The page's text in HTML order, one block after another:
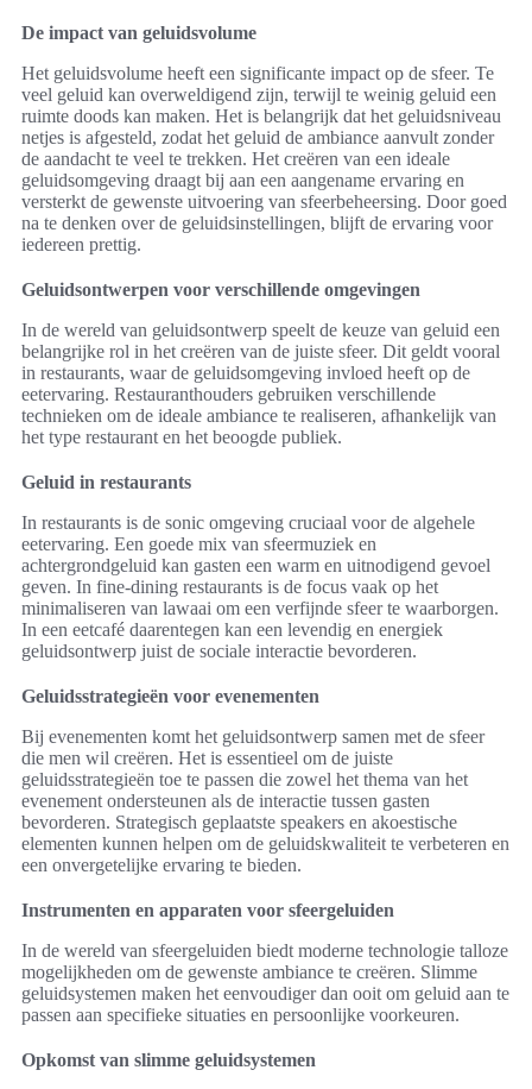
De impact van geluidsvolume
Het geluidsvolume heeft een significante impact op de sfeer. Te
veel geluid kan overweldigend zijn, terwijl te weinig geluid een
ruimte doods kan maken. Het is belangrijk dat het geluidsniveau
netjes is afgesteld, zodat het geluid de ambiance aanvult zonder
de aandacht te veel te trekken. Het creëren van een ideale
geluidsomgeving draagt bij aan een aangename ervaring en
versterkt de gewenste uitvoering van sfeerbeheersing. Door goed
na te denken over de geluidsinstellingen, blijft de ervaring voor
iedereen prettig.
Geluidsontwerpen voor verschillende omgevingen
In de wereld van geluidsontwerp speelt de keuze van geluid een
belangrijke rol in het creëren van de juiste sfeer. Dit geldt vooral
in restaurants, waar de geluidsomgeving invloed heeft op de
eetervaring. Restauranthouders gebruiken verschillende
technieken om de ideale ambiance te realiseren, afhankelijk van
het type restaurant en het beoogde publiek.
Geluid in restaurants
In restaurants is de sonic omgeving cruciaal voor de algehele
eetervaring. Een goede mix van sfeermuziek en
achtergrondgeluid kan gasten een warm en uitnodigend gevoel
geven. In fine-dining restaurants is de focus vaak op het
minimaliseren van lawaai om een verfijnde sfeer te waarborgen.
In een eetcafé daarentegen kan een levendig en energiek
geluidsontwerp juist de sociale interactie bevorderen.
Geluidsstrategieën voor evenementen
Bij evenementen komt het geluidsontwerp samen met de sfeer
die men wil creëren. Het is essentieel om de juiste
geluidsstrategieën toe te passen die zowel het thema van het
evenement ondersteunen als de interactie tussen gasten
bevorderen. Strategisch geplaatste speakers en akoestische
elementen kunnen helpen om de geluidskwaliteit te verbeteren en
een onvergetelijke ervaring te bieden.
Instrumenten en apparaten voor sfeergeluiden
In de wereld van sfeergeluiden biedt moderne technologie talloze
mogelijkheden om de gewenste ambiance te creëren. Slimme
geluidsystemen maken het eenvoudiger dan ooit om geluid aan te
passen aan specifieke situaties en persoonlijke voorkeuren.
Opkomst van slimme geluidsystemen